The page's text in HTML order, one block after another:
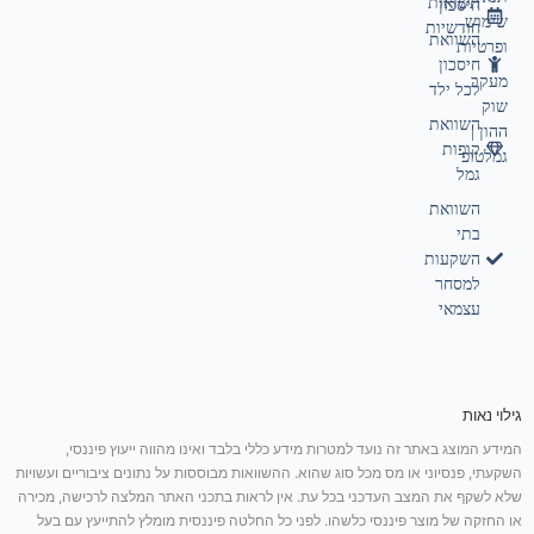
חיסכון
השוואת
חיסכון
לכל ילד
השוואת
קופות
גמל
השוואת
בתי
השקעות
למסחר
עצמאי
שימוש
ופרטיות
מעקב
שוק
ההון |
גמלטופ
חודשיות
גילוי נאות
המידע המוצג באתר זה נועד למטרות מידע כללי בלבד ואינו מהווה ייעוץ פיננסי,
השקעתי, פנסיוני או מס מכל סוג שהוא. ההשוואות מבוססות על נתונים ציבוריים ועשויות
שלא לשקף את המצב העדכני בכל עת. אין לראות בתכני האתר המלצה לרכישה, מכירה
או החזקה של מוצר פיננסי כלשהו. לפני כל החלטה פיננסית מומלץ להתייעץ עם בעל